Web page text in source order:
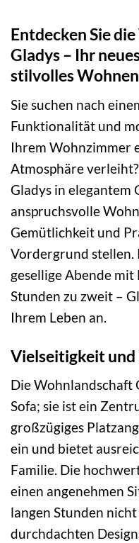
Entdecken Sie
Gladys – Ihr
stilvolles
Sie suchen nach
Funktionalität und
Ihrem Wohnzimmer
Atmosphäre
Gladys in elegantem
anspruchsvolle
Gemütlichkeit und
Vordergrund stellen.
gesellige Abende
Stunden zu zweit –
Ihrem Leben an.
Vielseitigkeit
Die Wohnlandschaft
Sofa; sie ist ein
großzügiges
ein und bietet
Familie. Die
einen angenehmen
langen Stunden
durchdachten